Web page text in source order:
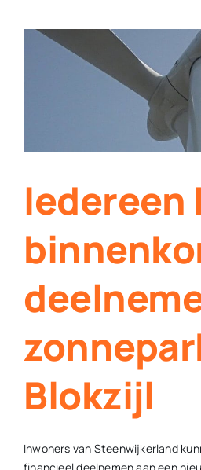
Werken bij Streekomroep
Plaats je eigen nieuws
Iedereen
Blokzijl
Inwoners van Steenwijkerland